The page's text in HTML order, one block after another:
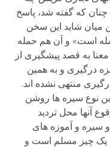
چنان که گفته شد، پاسخ
میان شاید این سخن
است» و آن هم حمله
به قصد پیشگیری از
درگیری و به همین
منتهی نشده اند.
نوع سیره ها روشن
آنها محل تردید
سیره و آموزه های
یک چیز مسلم است و